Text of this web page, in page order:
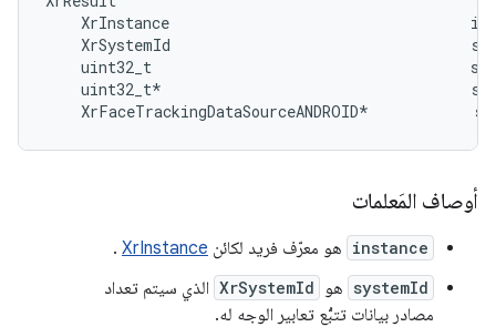
XrInstance
XrSystemId
uint32_t
uint32_t*
أوصاف المَعلمات
instance هو معرّف فريد لكائن XrInstance
.
systemId هو XrSystemId الذي سيتم تعداد
مصادر بيانات تتبُّع تعابير الوجه له.